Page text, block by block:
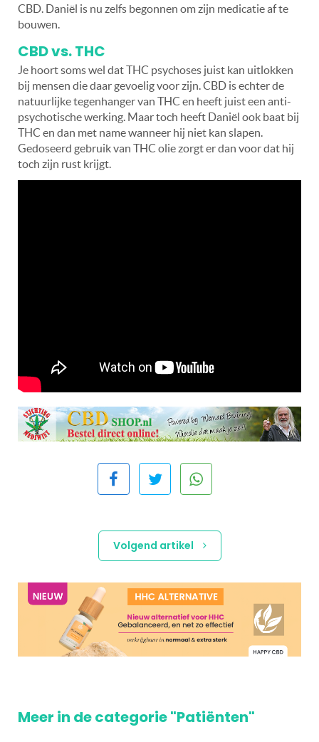
CBD. Daniël is nu zelfs begonnen om zijn medicatie af te
bouwen.
CBD vs. THC
Je hoort soms wel dat THC psychoses juist kan uitlokken
bij mensen die daar gevoelig voor zijn. CBD is echter de
natuurlijke tegenhanger van THC en heeft juist een anti-
psychotische werking. Maar toch heeft Daniël ook baat bij
THC en dan met name wanneer hij niet kan slapen.
Gedoseerd gebruik van THC olie zorgt er dan voor dat hij
toch zijn rust krijgt.
Volgend artikel
Meer in de categorie "Patiënten"